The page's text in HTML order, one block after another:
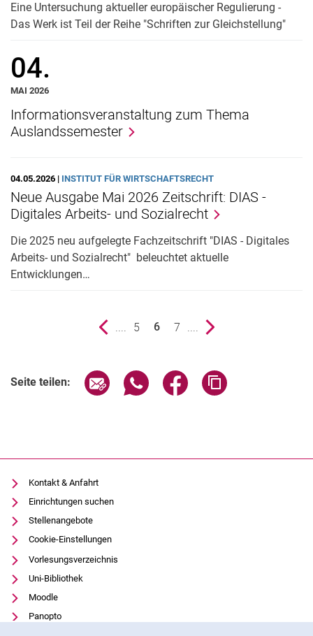
Eine Untersuchung aktueller europäischer Regulierung -
Das Werk ist Teil der Reihe "Schriften zur Gleichstellung"
04.
MAI 2026
Informationsveranstaltung zum Thema
Auslandssemester
04.05.2026 | INSTITUT FÜR WIRTSCHAFTSRECHT
Neue Ausgabe Mai 2026 Zeitschrift: DIAS -
Digitales Arbeits- und Sozialrecht
Die 2025 neu aufgelegte Fachzeitschrift "DIAS - Digitales
Arbeits- und Sozialrecht" beleuchtet aktuelle
Entwicklungen…
vorherige Seite .... Seite
5
6
Seite
7 .... nächste Seite
Seite teilen: Seite über E-Mail teilen
Seite über WhatsApp teilen
Seite über Facebook
Kontakt & Anfahrt
Einrichtungen suchen
Stellenangebote
Cookie-Einstellungen
Vorlesungsverzeichnis
Uni-Bibliothek
Moodle
Panopto